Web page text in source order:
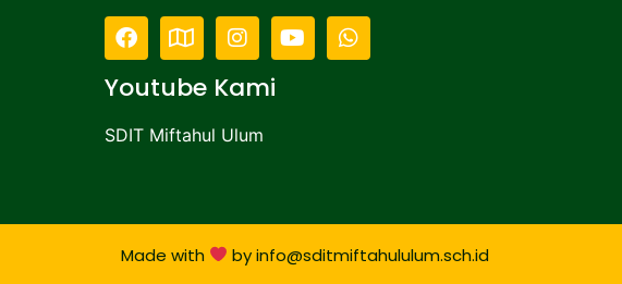
Youtube Kami
SDIT Miftahul Ulum
Made with by info@sditmiftahululum.sch.id